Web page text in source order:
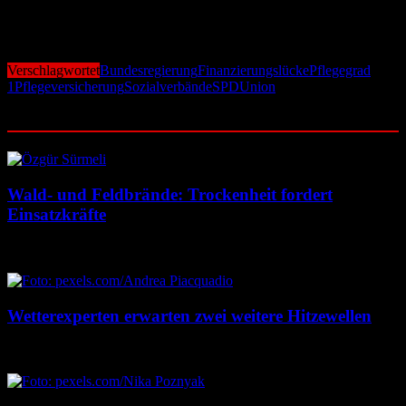
VerschlagwortetBundesregierungFinanzierungslückePflegegrad
1PflegeversicherungSozialverbändeSPDUnion
Wald- und Feldbrände: Trockenheit fordert
Einsatzkräfte
Wetterexperten erwarten zwei weitere Hitzewellen